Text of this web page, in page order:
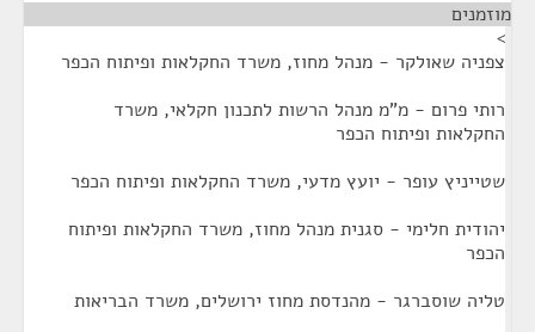
מוזמנים
>
צפניה שאולקר - מנהל מחוז, משרד החקלאות ופיתוח הכפר
רותי פרום - מ"מ מנהל הרשות לתכנון חקלאי, משרד
החקלאות ופיתוח הכפר
שטייניץ עופר - יועץ מדעי, משרד החקלאות ופיתוח הכפר
יהודית חלימי - סגנית מנהל מחוז, משרד החקלאות ופיתוח
הכפר
טליה שוסברגר - מהנדסת מחוז ירושלים, משרד הבריאות